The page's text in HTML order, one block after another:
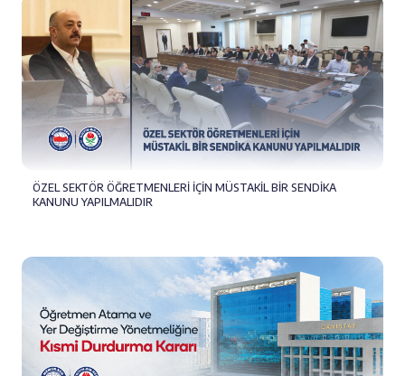
ÖZEL SEKTÖR ÖĞRETMENLERİ İÇİN MÜSTAKİL BİR SENDİKA
KANUNU YAPILMALIDIR